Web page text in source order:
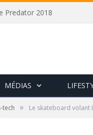
Predator 2018
MÉDIAS
tech » Le skateboard volant